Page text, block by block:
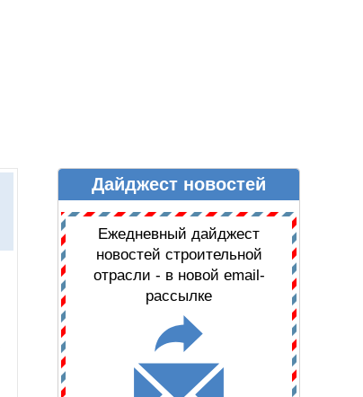
ДАЙДЖЕСТ НОВОСТЕЙДайджест новостей
Ежедневный дайджест
новостей строительной
отрасли - в новой email-
рассылке